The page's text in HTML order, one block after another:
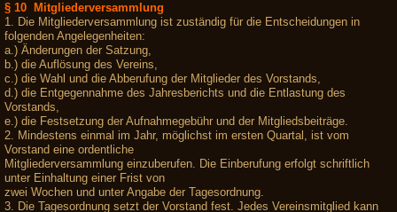
§ 10 Mitgliederversammlung
1. Die Mitgliederversammlung ist zuständig für die Entscheidungen in
folgenden Angelegenheiten:
a.) Änderungen der Satzung,
b.) die Auflösung des Vereins,
c.) die Wahl und die Abberufung der Mitglieder des Vorstands,
d.) die Entgegennahme des Jahresberichts und die Entlastung des
Vorstands,
e.) die Festsetzung der Aufnahmegebühr und der Mitgliedsbeiträge.
2. Mindestens einmal im Jahr, möglichst im ersten Quartal, ist vom
Vorstand eine ordentliche
Mitgliederversammlung einzuberufen. Die Einberufung erfolgt schriftlich
unter Einhaltung einer Frist von
zwei Wochen und unter Angabe der Tagesordnung.
3. Die Tagesordnung setzt der Vorstand fest. Jedes Vereinsmitglied kann